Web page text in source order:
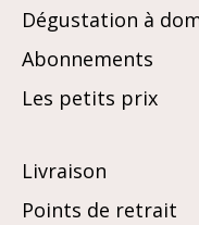
Dégustation à
Abonnements
Les petits prix
Livraison
Points de retrait